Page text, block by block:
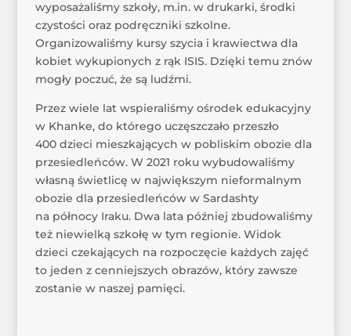
wyposażaliśmy szkoły, m.in. w drukarki, środki
czystości oraz podręczniki szkolne.
Organizowaliśmy kursy szycia i krawiectwa dla
kobiet wykupionych z rąk ISIS. Dzięki temu znów
mogły poczuć, że są ludźmi.
Przez wiele lat wspieraliśmy ośrodek edukacyjny
w Khanke, do którego uczęszczało przeszło
400 dzieci mieszkających w pobliskim obozie dla
przesiedleńców. W 2021 roku wybudowaliśmy
własną świetlicę w największym nieformalnym
obozie dla przesiedleńców w Sardashty
na północy Iraku. Dwa lata później zbudowaliśmy
też niewielką szkołę w tym regionie. Widok
dzieci czekających na rozpoczęcie każdych zajęć
to jeden z cenniejszych obrazów, który zawsze
zostanie w naszej pamięci.